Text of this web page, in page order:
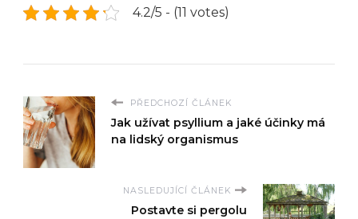
4.2/5 - (11 votes)
PŘEDCHOZÍ ČLÁNEK
Jak užívat psyllium a jaké účinky má
na lidský organismus
NASLEDUJÍCÍ ČLÁNEK
Postavte si pergolu